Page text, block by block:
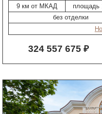
9 км от МКАД
площадь
без отделки
324 557 675 ₽